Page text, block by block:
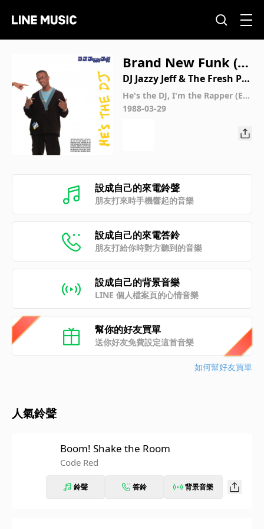
Brand New Funk (In
strumental)
DJ Jazzy Jeff & The Fresh Pri
nce
He's the DJ, I'm the Rapper (Ex
panded Edition)
1988-03-29
設成自己的來電鈴聲
朋友打來時手機響起的音樂
設成自己的來電答鈴
朋友打給你時對方聽到的音樂
設成自己的背景音樂
LINE 個人檔案頁的心情音樂
幫你的好友買單
送你好友免費設定這首音樂
如何幫好友買單
人氣鈴聲
Boom! Shake the Room
Code Red
鈴聲 答鈴 背景音樂